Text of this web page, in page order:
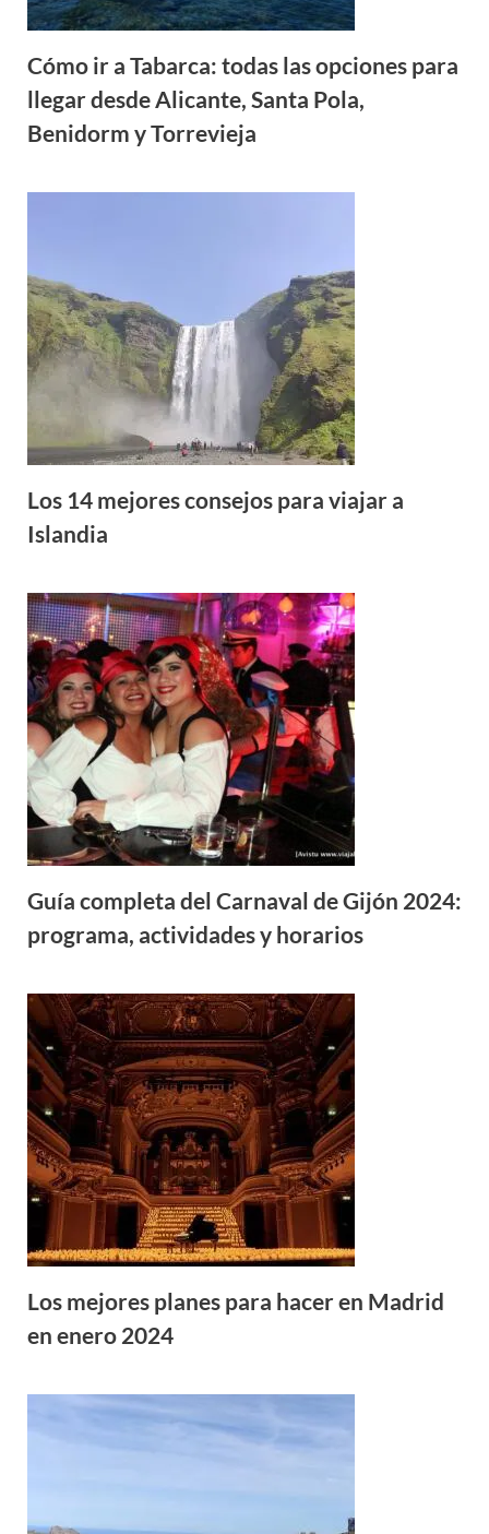
Cómo ir a Tabarca: todas las opciones para
llegar desde Alicante, Santa Pola,
Benidorm y Torrevieja
Los 14 mejores consejos para viajar a
Islandia
Guía completa del Carnaval de Gijón 2024:
programa, actividades y horarios
Los mejores planes para hacer en Madrid
en enero 2024